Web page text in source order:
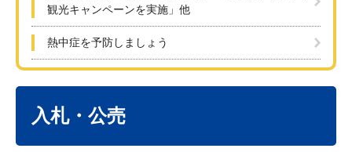
観光キャンペーンを実施」他
熱中症を予防しましょう
入札・公売